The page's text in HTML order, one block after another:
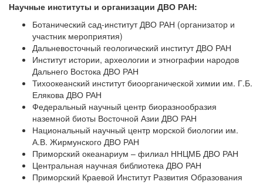
Научные институты и организации ДВО РАН:
Ботанический сад-институт ДВО РАН (организатор и
участник мероприятия)
Дальневосточный геологический институт ДВО РАН
Институт истории, археологии и этнографии народов
Дальнего Востока ДВО РАН
Тихоокеанский институт биоорганической химии им. Г.Б.
Елякова ДВО РАН
Федеральный научный центр биоразнообразия
наземной биоты Восточной Азии ДВО РАН
Национальный научный центр морской биологии им.
А.В. Жирмунского ДВО РАН
Приморский океанариум – филиал ННЦМБ ДВО РАН
Центральная научная библиотека ДВО РАН
Приморский Краевой Институт Развития Образования